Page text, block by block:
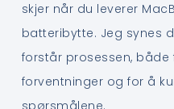
skjer når du leverer
batteribytte. Jeg synes
forstår prosessen, både
forventninger og for å